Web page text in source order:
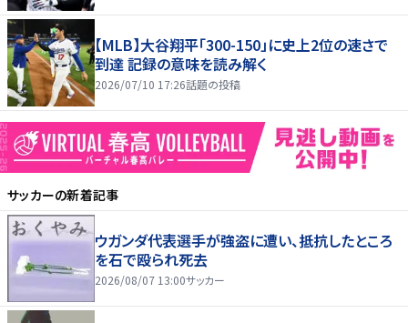
【MLB】大谷翔平「300-150」に史上2位の速さで
到達 記録の意味を読み解く
2026/07/10 17:26話題の投稿
サッカーの新着記事
ウガンダ代表選手が強盗に遭い、抵抗したところ
を石で殴られ死去
2026/08/07 13:00サッカー